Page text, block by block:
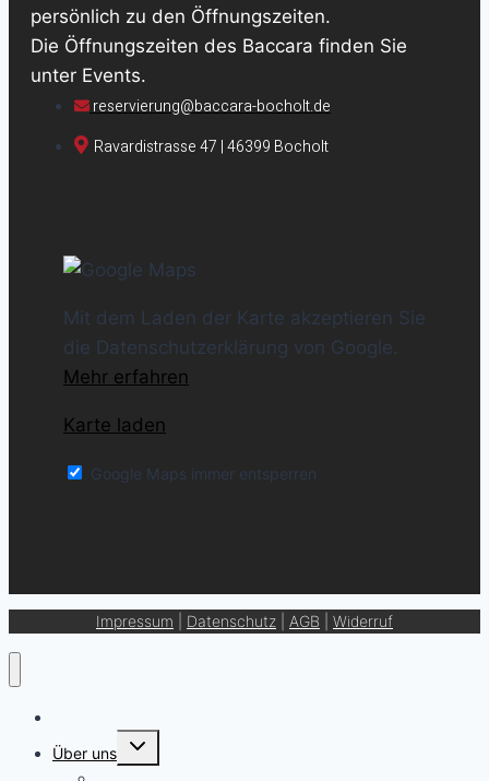
persönlich zu den Öffnungszeiten.
Die Öffnungszeiten des Baccara finden Sie
unter Events.
reservierung@baccara-bocholt.de
Ravardistrasse 47 | 46399 Bocholt
Mit dem Laden der Karte akzeptieren Sie
die Datenschutzerklärung von Google.
Mehr erfahren
Karte laden
Google Maps immer entsperren
Impressum Datenschutz AGB Widerruf
Über uns
Untermenü